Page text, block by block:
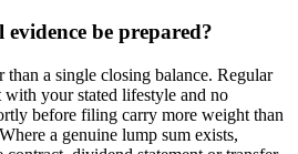
be prepared?
than a single closing balance. Regular
with your stated lifestyle and no
before filing carry more weight than
a genuine lump sum exists,